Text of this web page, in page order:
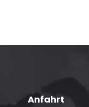
Anfahrt